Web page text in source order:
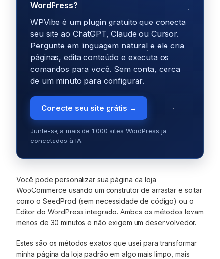
WordPress?
WPVibe é um plugin gratuito que conecta
seu site ao ChatGPT, Claude ou Cursor.
Pergunte em linguagem natural e ele cria
páginas, edita conteúdo e executa os
comandos para você. Sem conta, cerca
de um minuto para configurar.
Conecte seu site grátis →
Junte-se a mais de 1.000 sites WordPress já
conectados à IA.
Você pode personalizar sua página da loja
WooCommerce usando um construtor de arrastar e soltar
como o SeedProd (sem necessidade de código) ou o
Editor do WordPress integrado. Ambos os métodos levam
menos de 30 minutos e não exigem um desenvolvedor.
Estes são os métodos exatos que usei para transformar
minha página da loja padrão em algo mais limpo, mais